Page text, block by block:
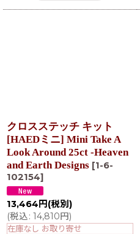
クロスステッチ キット
[HAEDミニ] Mini Take A
Look Around 25ct -Heaven
and Earth Designs [1-6-
102154]
13,464 円 (税別)
(税込: 14,810円)
在庫なし お取り寄せ